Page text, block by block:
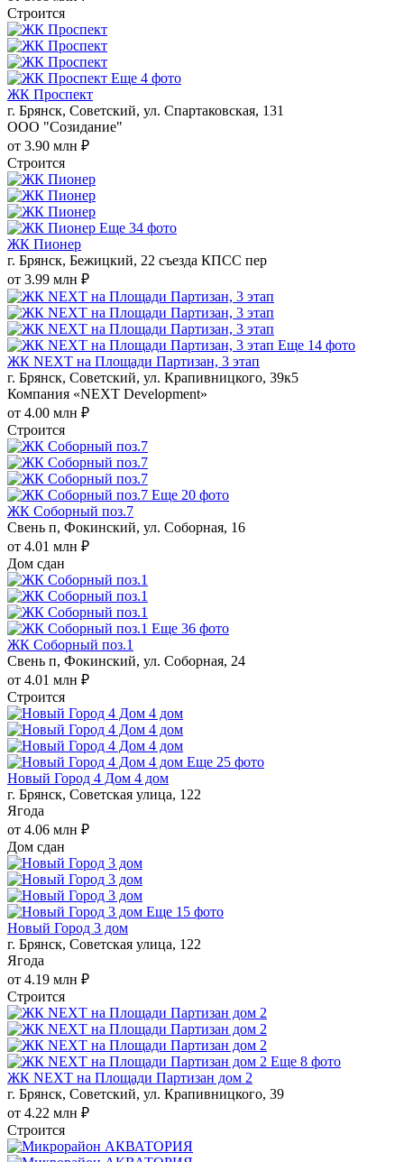
Строится
Еще 4 фото
ЖК Проспект
г. Брянск, Советский, ул. Спартаковская, 131
ООО "Созидание"
от 3.90 млн ₽
Строится
Еще 34 фото
ЖК Пионер
г. Брянск, Бежицкий, 22 съезда КПСС пер
от 3.99 млн ₽
Еще 14 фото
ЖК NEXT на Площади Партизан, 3 этап
г. Брянск, Советский, ул. Крапивницкого, 39к5
Компания «NEXT Development»
от 4.00 млн ₽
Строится
Еще 20 фото
ЖК Соборный поз.7
Свень п, Фокинский, ул. Соборная, 16
от 4.01 млн ₽
Дом сдан
Еще 36 фото
ЖК Соборный поз.1
Свень п, Фокинский, ул. Соборная, 24
от 4.01 млн ₽
Строится
Еще 25 фото
Новый Город 4 Дом 4 дом
г. Брянск, Советская улица, 122
Ягода
от 4.06 млн ₽
Дом сдан
Еще 15 фото
Новый Город 3 дом
г. Брянск, Советская улица, 122
Ягода
от 4.19 млн ₽
Строится
Еще 8 фото
ЖК NEXT на Площади Партизан дом 2
г. Брянск, Советский, ул. Крапивницкого, 39
от 4.22 млн ₽
Строится